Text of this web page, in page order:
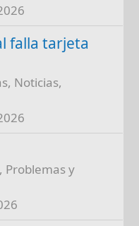
falla tarjeta
Noticias,
Problemas y